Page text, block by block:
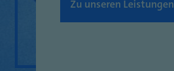
Zu unseren Leistungen